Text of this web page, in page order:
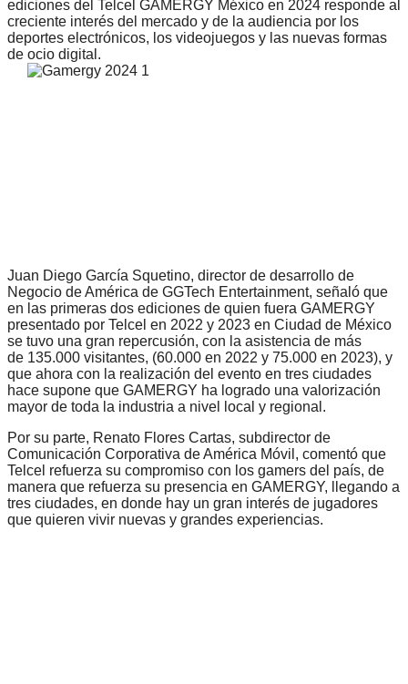
ediciones del Telcel GAMERGY México en 2024 responde al
creciente interés del mercado y de la audiencia por los
deportes electrónicos, los videojuegos y las nuevas formas
de ocio digital.
Juan Diego García Squetino, director de desarrollo de
Negocio de América de GGTech Entertainment, señaló que
en las primeras dos ediciones de quien fuera GAMERGY
presentado por Telcel en 2022 y 2023 en Ciudad de México
se tuvo una gran repercusión, con la asistencia de más
de 135.000 visitantes, (60.000 en 2022 y 75.000 en 2023), y
que ahora con la realización del evento en tres ciudades
hace supone que GAMERGY ha logrado una valorización
mayor de toda la industria a nivel local y regional.
Por su parte, Renato Flores Cartas, subdirector de
Comunicación Corporativa de América Móvil, comentó que
Telcel refuerza su compromiso con los gamers del país, de
manera que refuerza su presencia en GAMERGY, llegando a
tres ciudades, en donde hay un gran interés de jugadores
que quieren vivir nuevas y grandes experiencias.